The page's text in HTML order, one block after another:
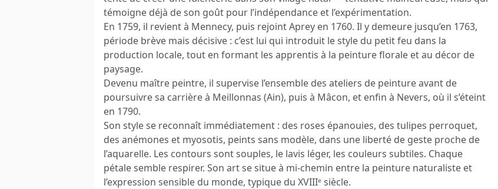
témoigne déjà de son goût pour l’indépendance et l’expérimentation.
En 1759, il revient à Mennecy, puis rejoint Aprey en 1760. Il y demeure jusqu’en 1763,
période brève mais décisive : c’est lui qui introduit le style du petit feu dans la
production locale, tout en formant les apprentis à la peinture florale et au décor de
paysage.
Devenu maître peintre, il supervise l’ensemble des ateliers de peinture avant de
poursuivre sa carrière à Meillonnas (Ain), puis à Mâcon, et enfin à Nevers, où il s’éteint
en 1790.
Son style se reconnaît immédiatement : des roses épanouies, des tulipes perroquet,
des anémones et myosotis, peints sans modèle, dans une liberté de geste proche de
l’aquarelle. Les contours sont souples, le lavis léger, les couleurs subtiles. Chaque
pétale semble respirer. Son art se situe à mi-chemin entre la peinture naturaliste et
l’expression sensible du monde, typique du XVIIIᵉ siècle.